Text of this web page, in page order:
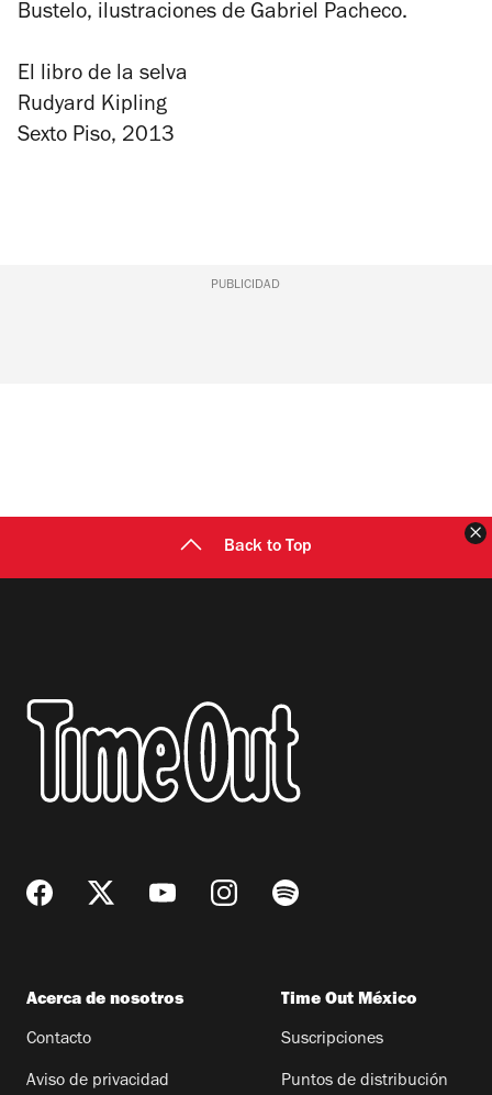
Bustelo, ilustraciones de Gabriel Pacheco.
El libro de la selva
Rudyard Kipling
Sexto Piso, 2013
PUBLICIDAD
Back to Top
Acerca de nosotros
Contacto
Aviso de privacidad
Time Out México
Suscripciones
Puntos de distribución